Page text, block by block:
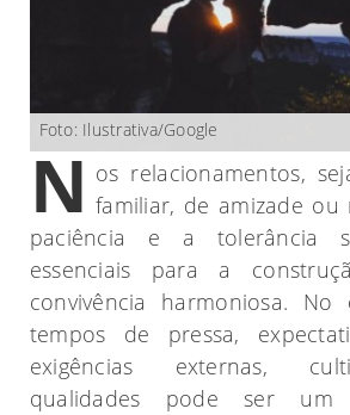
Foto: Ilustrativa/Google
N os relacionamentos,
familiar, de amizade ou
paciência e a tolerância
essenciais para a
convivência harmoniosa. No
tempos de pressa,
exigências externas,
qualidades pode ser um